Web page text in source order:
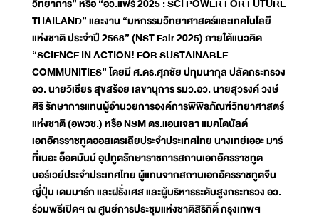
วิทยาการ” หรือ “อว.แฟร์ 2025 : SCI POWER FOR FUTURE
THAILAND” และงาน “มหกรรมวิทยาศาสตร์และเทคโนโลยี
แห่งชาติ ประจำปี 2568” (NST Fair 2025) ภายใต้แนวคิด
“SCIENCE IN ACTION! FOR SUSTAINABLE
COMMUNITIES” โดยมี ศ.ดร.ศุภชัย ปทุมนากุล ปลัดกระทรวง
อว. นายวิเชียร สุขสร้อย เลขานุการ รมว.อว. นายสุวรงค์ วงษ์
ศิริ รักษาการแทนผู้อำนวยการองค์การพิพิธภัณฑ์วิทยาศาสตร์
แห่งชาติ (อพวช.) หรือ NSM ดร.แอนเจลา แมคโดนัลด์
เอกอัครราชทูตออสเตรเลียประจำประเทศไทย นางเทย์เออะ มาร์
ที่เนอะ อ็อตมันน์ อุปทูตรักษาราชการสถานเอกอัครราชทูต
นอร์เวย์ประจำประเทศไทย ผู้แทนจากสถานเอกอัครราชทูตจีน
ญี่ปุ่น เดนมาร์ก และฝรั่งเศส และผู้บริหารระดับสูงกระทรวง อว.
ร่วมพิธีเปิดฯ ณ ศูนย์การประชุมแห่งชาติสิริกิติ์ กรุงเทพฯ